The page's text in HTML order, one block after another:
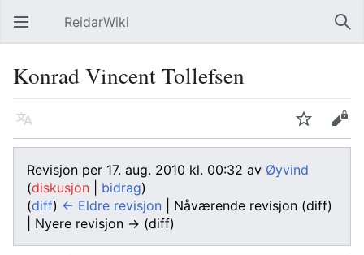
Åpne hovedmenyen ReidarWiki Søk
Konrad Vincent Tollefsen
Språk Overvåk Rediger
Revisjon per 17. aug. 2010 kl. 00:32 av Øyvind
(diskusjon bidrag)
(diff) ← Eldre revisjon | Nåværende revisjon (diff)
| Nyere revisjon → (diff)